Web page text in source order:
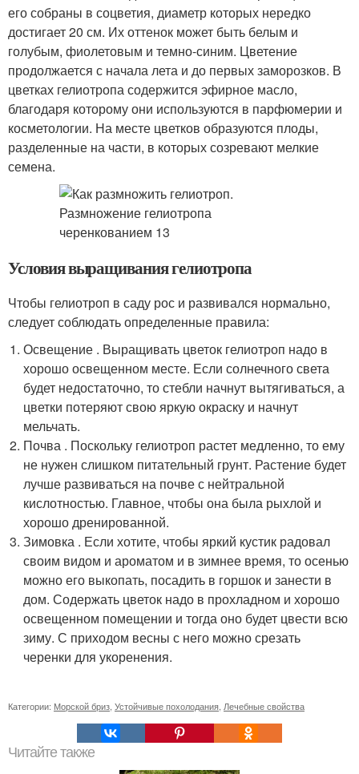
его собраны в соцветия, диаметр которых нередко
достигает 20 см. Их оттенок может быть белым и
голубым, фиолетовым и темно-синим. Цветение
продолжается с начала лета и до первых заморозков. В
цветках гелиотропа содержится эфирное масло,
благодаря которому они используются в парфюмерии и
косметологии. На месте цветков образуются плоды,
разделенные на части, в которых созревают мелкие
семена.
Условия выращивания гелиотропа
Чтобы гелиотроп в саду рос и развивался нормально,
следует соблюдать определенные правила:
Освещение . Выращивать цветок гелиотроп надо в
хорошо освещенном месте. Если солнечного света
будет недостаточно, то стебли начнут вытягиваться, а
цветки потеряют свою яркую окраску и начнут
мельчать.
Почва . Поскольку гелиотроп растет медленно, то ему
не нужен слишком питательный грунт. Растение будет
лучше развиваться на почве с нейтральной
кислотностью. Главное, чтобы она была рыхлой и
хорошо дренированной.
Зимовка . Если хотите, чтобы яркий кустик радовал
своим видом и ароматом и в зимнее время, то осенью
можно его выкопать, посадить в горшок и занести в
дом. Содержать цветок надо в прохладном и хорошо
освещенном помещении и тогда оно будет цвести всю
зиму. С приходом весны с него можно срезать
черенки для укоренения.
Категории: Морской бриз Устойчивые похолодания Лечебные свойства
Читайте также